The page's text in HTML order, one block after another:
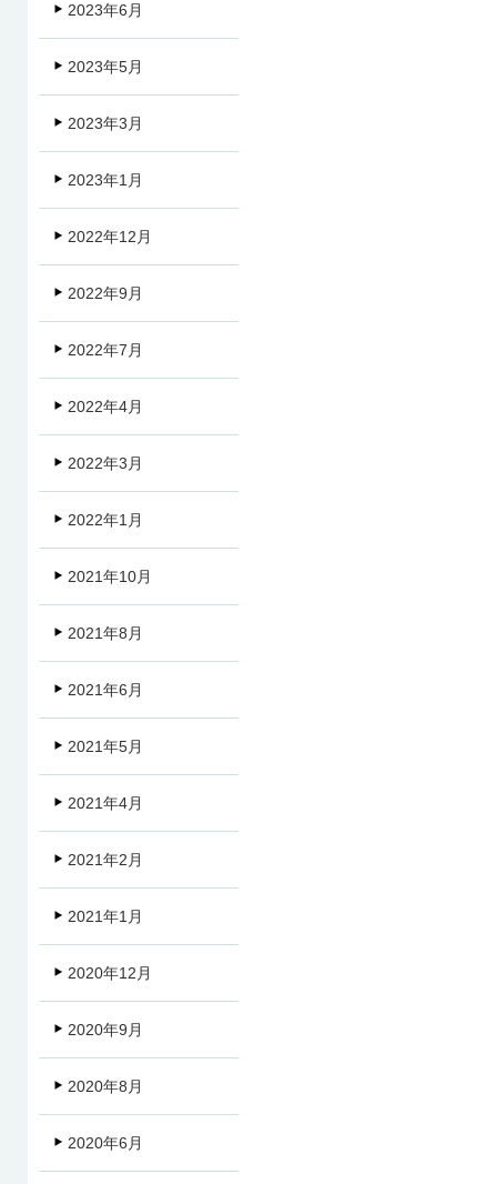
2023年6月
2023年5月
2023年3月
2023年1月
2022年12月
2022年9月
2022年7月
2022年4月
2022年3月
2022年1月
2021年10月
2021年8月
2021年6月
2021年5月
2021年4月
2021年2月
2021年1月
2020年12月
2020年9月
2020年8月
2020年6月